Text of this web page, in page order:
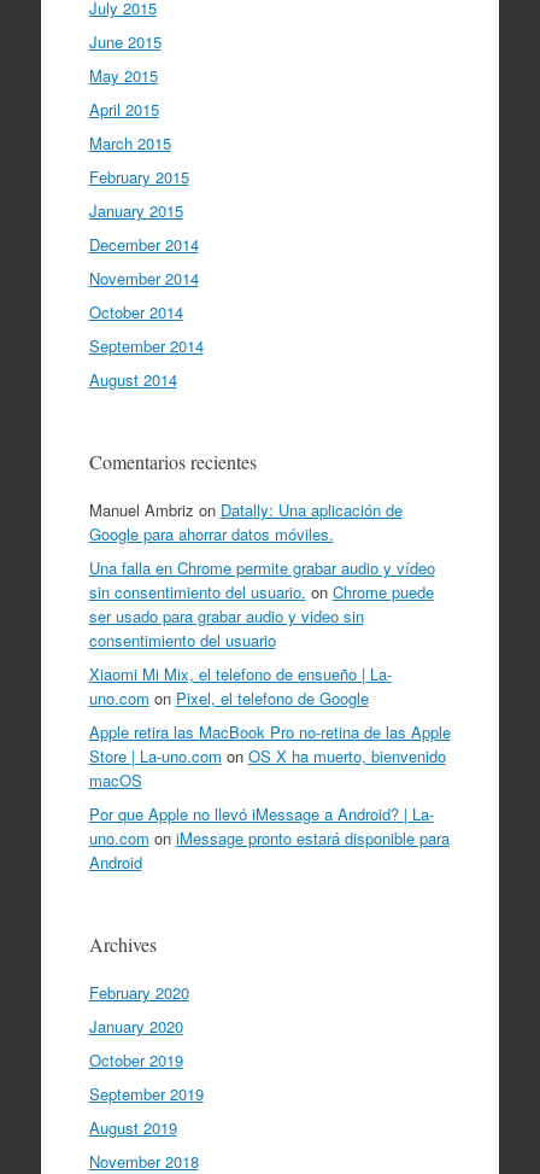
July 2015
June 2015
May 2015
April 2015
March 2015
February 2015
January 2015
December 2014
November 2014
October 2014
September 2014
August 2014
Comentarios recientes
Manuel Ambriz on Datally: Una aplicación de
Google para ahorrar datos móviles.
Una falla en Chrome permite grabar audio y vídeo
sin consentimiento del usuario. on Chrome puede
ser usado para grabar audio y video sin
consentimiento del usuario
Xiaomi Mi Mix, el telefono de ensueño | La-
uno.com on Pixel, el telefono de Google
Apple retira las MacBook Pro no-retina de las Apple
Store | La-uno.com on OS X ha muerto, bienvenido
macOS
Por que Apple no llevó iMessage a Android? | La-
uno.com on iMessage pronto estará disponible para
Android
Archives
February 2020
January 2020
October 2019
September 2019
August 2019
November 2018